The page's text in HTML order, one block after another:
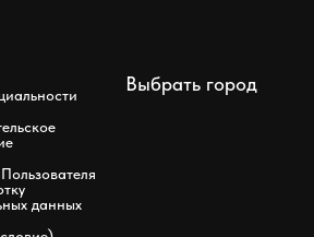
данных
Выбрать город